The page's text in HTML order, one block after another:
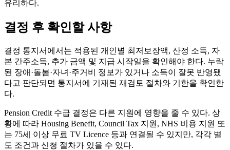
유리하다.
결정 후 확인할 사항
결정 통지서에서는 적용된 개인별 최저보장액, 산정 소득, 자
본 간주소득, 추가 금액 및 지급 시작일을 확인해야 한다. 누락
된 장애·돌봄·자녀·주거비 정보가 있거나 소득이 잘못 반영됐
다고 판단되면 통지서에 기재된 재검토 절차와 기한을 확인한
다.
Pension Credit 수급 결정은 다른 지원에 영향을 줄 수 있다. 상
황에 따라 Housing Benefit, Council Tax 지원, NHS 비용 지원 또
는 75세 이상 무료 TV Licence 등과 연결될 수 있지만, 각각 별
도 조건과 신청 절차가 있을 수 있다.